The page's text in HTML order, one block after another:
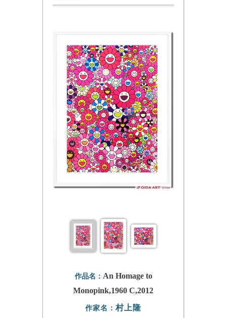
作品名： An Homage to
Monopink,1960 C,2012
作家名：村上隆